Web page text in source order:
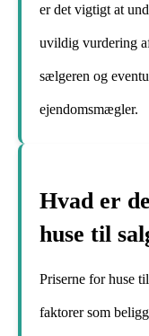
er det vigtigt at
uvildig vurdering
sælgeren og
ejendomsmægler.
Hvad er
huse til
Priserne for huse
faktorer som